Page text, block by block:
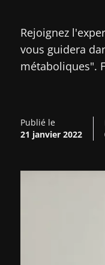
Rejoignez
vous guidera
métaboliques".
Publié le
21 janvier 2022